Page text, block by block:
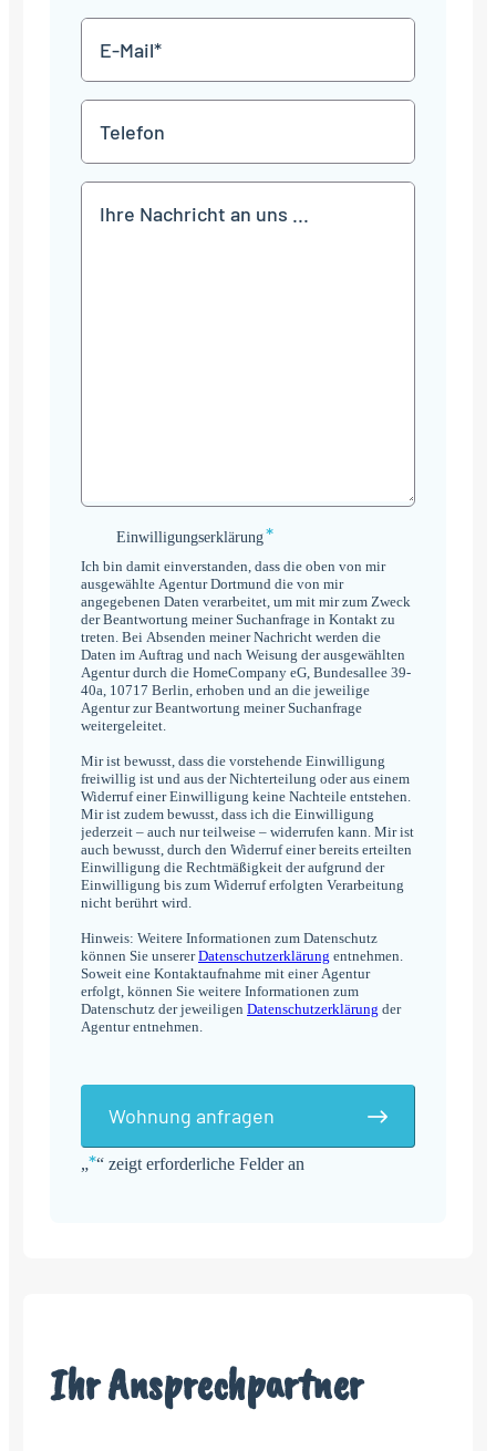
„*“ zeigt erforderliche Felder an
Mail
*
Einwilligungserklärung
Einwilligungserklärung*
Ich bin damit einverstanden, dass die oben von mir
ausgewählte Agentur Dortmund die von mir
angegebenen Daten verarbeitet, um mit mir zum Zweck
der Beantwortung meiner Suchanfrage in Kontakt zu
treten. Bei Absenden meiner Nachricht werden die
Daten im Auftrag und nach Weisung der ausgewählten
Agentur durch die HomeCompany eG, Bundesallee 39-
40a, 10717 Berlin, erhoben und an die jeweilige
Agentur zur Beantwortung meiner Suchanfrage
weitergeleitet.
Mir ist bewusst, dass die vorstehende Einwilligung
freiwillig ist und aus der Nichterteilung oder aus einem
Widerruf einer Einwilligung keine Nachteile entstehen.
Mir ist zudem bewusst, dass ich die Einwilligung
jederzeit – auch nur teilweise – widerrufen kann. Mir ist
auch bewusst, durch den Widerruf einer bereits erteilten
Einwilligung die Rechtmäßigkeit der aufgrund der
Einwilligung bis zum Widerruf erfolgten Verarbeitung
nicht berührt wird.
Hinweis: Weitere Informationen zum Datenschutz
können Sie unsererDatenschutzerklärung entnehmen.
Soweit eine Kontaktaufnahme mit einer Agentur
erfolgt, können Sie weitere Informationen zum
Datenschutz der jeweiligen Datenschutzerklärung der
Agentur entnehmen.
Wohnung anfragen
Ihr Ansprechpartner